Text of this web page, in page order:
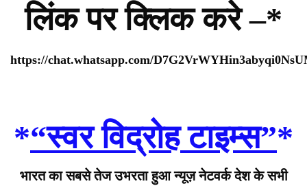
लिंक पर क्लिक करे –*
https://chat.whatsapp.com/
*“स्वर विद्रोह टाइम्स”*
भारत का सबसे तेज उभरता हुआ न्यूज़ नेटवर्क देश के सभी